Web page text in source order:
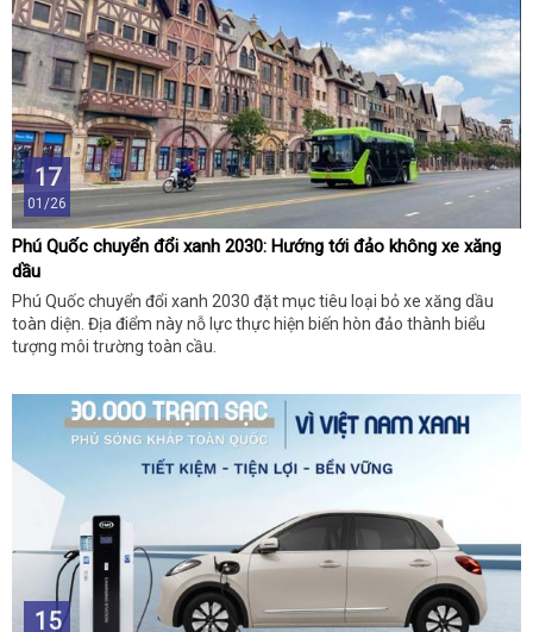
17
01/26
Phú Quốc chuyển đổi xanh 2030: Hướng tới đảo không xe xăng
dầu
Phú Quốc chuyển đổi xanh 2030 đặt mục tiêu loại bỏ xe xăng dầu
toàn diện. Địa điểm này nỗ lực thực hiện biến hòn đảo thành biểu
tượng môi trường toàn cầu.
15